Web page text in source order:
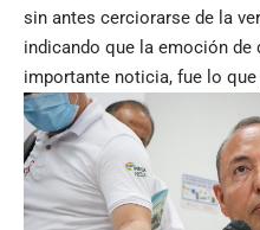
sin antes cerciorarse de la
indicando que la emoción
importante noticia, fue lo